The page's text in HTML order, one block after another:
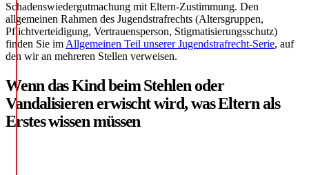
Schadenswiedergutmachung mit Eltern-Zustimmung. Den
allgemeinen Rahmen des Jugendstrafrechts (Altersgruppen,
Pflichtverteidigung, Vertrauensperson, Stigmatisierungsschutz)
finden Sie im Allgemeinen Teil unserer Jugendstrafrecht-Serie, auf
den wir an mehreren Stellen verweisen.
Wenn das Kind beim Stehlen oder
Vandalisieren erwischt wird, was Eltern als
Erstes wissen müssen